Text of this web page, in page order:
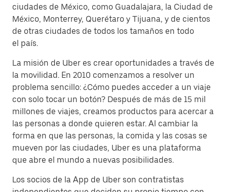
ciudades de México, como Guadalajara, la Ciudad de
México, Monterrey, Querétaro y Tijuana, y de cientos
de otras ciudades de todos los tamaños en todo
el país.
La misión de Uber es crear oportunidades a través de
la movilidad. En 2010 comenzamos a resolver un
problema sencillo: ¿Cómo puedes acceder a un viaje
con solo tocar un botón? Después de más de 15 mil
millones de viajes, creamos productos para acercar a
las personas a donde quieren estar. Al cambiar la
forma en que las personas, la comida y las cosas se
mueven por las ciudades, Uber es una plataforma
que abre el mundo a nuevas posibilidades.
Los socios de la App de Uber son contratistas